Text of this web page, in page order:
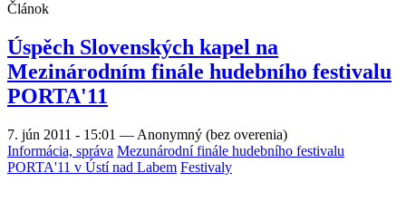
Článok
Úspěch Slovenských kapel na
Mezinárodním finále hudebního festivalu
PORTA'11
7. jún 2011 - 15:01 — Anonymný (bez overenia)
Informácia, správa Mezunárodní finále hudebního festivalu
PORTA'11 v Ústí nad Labem Festivaly